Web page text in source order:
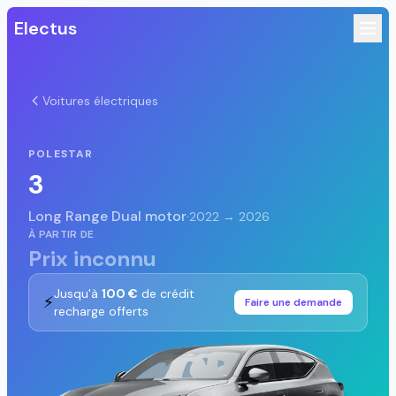
Electus
Voitures électriques
POLESTAR
3
Long Range Dual motor·2022 → 2026
À PARTIR DE
Prix inconnu
⚡Jusqu'à 100 € de crédit
recharge offerts
Faire une demande